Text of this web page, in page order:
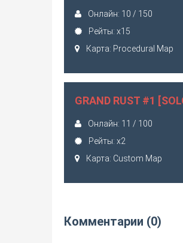
Онлайн: 10 / 150
Рейты: x15
Карта: Procedural Map
GRAND RUST #1
Онлайн: 11 / 100
Рейты: x2
Карта: Custom Map
Комментарии (0)